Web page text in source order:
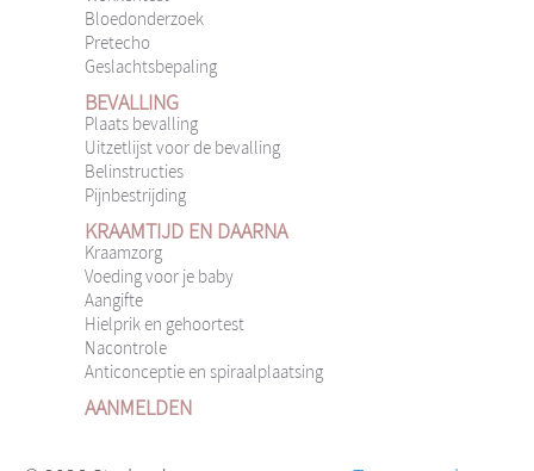
Bloedonderzoek
Pretecho
Geslachtsbepaling
BEVALLING
Plaats bevalling
Uitzetlijst voor de bevalling
Belinstructies
Pijnbestrijding
KRAAMTIJD EN DAARNA
Kraamzorg
Voeding voor je baby
Aangifte
Hielprik en gehoortest
Nacontrole
Anticonceptie en spiraalplaatsing
AANMELDEN